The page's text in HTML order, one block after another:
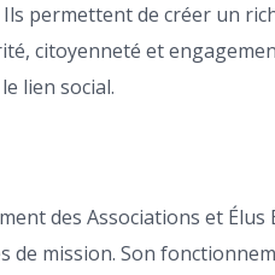
Ils permettent de créer un
citoyenneté et
lien social.
des Associations et
de mission. Son